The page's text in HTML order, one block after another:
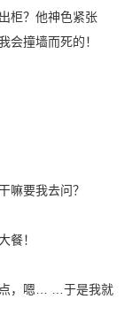
柜？他神色紧张
会撞墙而死的！
嘛要我去问？
餐！
点，嗯… …于是我就